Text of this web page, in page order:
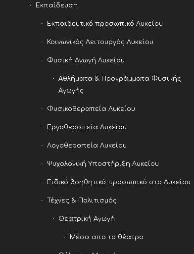
Εκπαίδευση
Εκπαιδευτικό προσωπικό Λυκείου
Κοινωνικός Λειτουργός Λυκείου
Φυσική Αγωγή Λυκείου
Αθλήματα & Προγράμματα Φυσικής
Αγωγής
Φυσικοθεραπεία Λυκείου
Εργοθεραπεία Λυκείου
Λογοθεραπεία Λυκείου
Ψυχολογική Υποστήριξη Λυκείου
Ειδικό βοηθητικό προσωπικό στο Λυκείου
Τέχνες & Πολιτισμός
Θεατρική Αγωγή
Μέσα απο το θέατρο